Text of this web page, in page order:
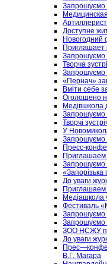
Запрошуємо
Доступне
Приглашает
Запрошуємо
Творча
Запрошуємо
«Пернач»
Вміти себе
Оголошено
Медівшкола
Запрошуємо
Творчі
У
Запрошуємо
Пресс-
Запрошуємо
«Запорізька
До уваги
Приглашаем
Медіашкола
Фестиваль
Запрошуємо
Запрошуємо
ЗОО НСЖУ
До уваги
В.Г. Магара